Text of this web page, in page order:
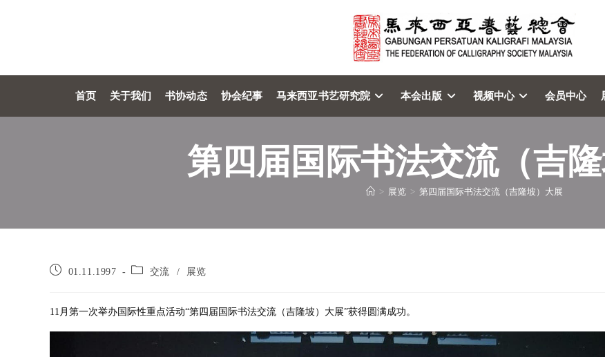
首页 关于我们 书协动态 协会纪事 马来西亚书艺研究院 本会出版 视频中心 会员中心
第四届国际书法交流（吉
> 展览 > 第四届国际书法交流（吉隆坡）大展
01.11.1997 交流 / 展览
11月第一次举办国际性重点活动“第四届国际书法交流（吉隆坡）大展”获得圆满成功。